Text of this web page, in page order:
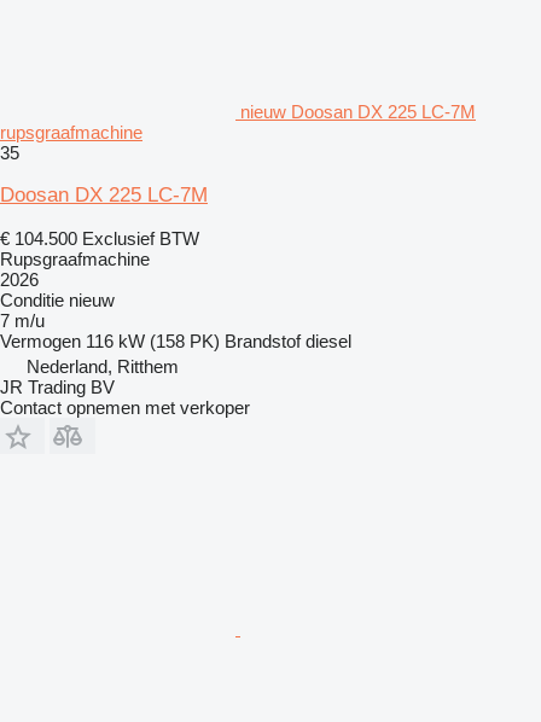
nieuw Doosan DX 225 LC-7M
rupsgraafmachine
35
Doosan DX 225 LC-7M
€ 104.500 Exclusief BTW
Rupsgraafmachine
2026
Conditie nieuw
7 m/u
Vermogen 116 kW (158 PK) Brandstof diesel
Nederland, Ritthem
JR Trading BV
Contact opnemen met verkoper